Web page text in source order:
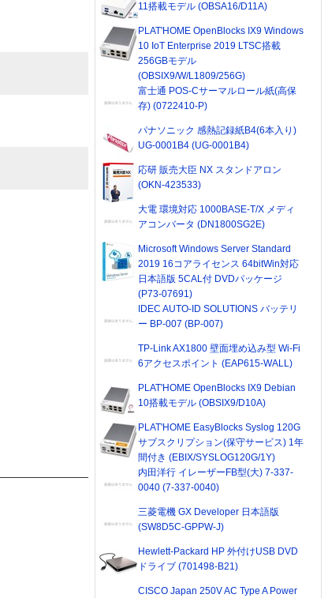
11搭載モデル (OBSA16/D11A)
PLAT'HOME OpenBlocks IX9 Windows
10 IoT Enterprise 2019 LTSC搭載
256GBモデル
(OBSIX9/W/L1809/256G)
富士通 POS-Cサーマルロール紙(高保
存) (0722410-P)
パナソニック 感熱記録紙B4(6本入り)
UG-0001B4 (UG-0001B4)
応研 販売大臣 NX スタンドアロン
(OKN-423533)
大電 環境対応 1000BASE-T/X メディ
アコンバータ (DN1800SG2E)
Microsoft Windows Server Standard
2019 16コアライセンス 64bitWin対応
日本語版 5CAL付 DVDパッケージ
(P73-07691)
IDEC AUTO-ID SOLUTIONS バッテリ
ー BP-007 (BP-007)
TP-Link AX1800 壁面埋め込み型 Wi-Fi
6アクセスポイント (EAP615-WALL)
PLAT'HOME OpenBlocks IX9 Debian
10搭載モデル (OBSIX9/D10A)
PLAT'HOME EasyBlocks Syslog 120G
サブスクリプション(保守サービス) 1年
間付き (EBIX/SYSLOG120G/1Y)
内田洋行 イレーザーFB型(大) 7-337-
0040 (7-337-0040)
三菱電機 GX Developer 日本語版
(SW8D5C-GPPW-J)
Hewlett-Packard HP 外付けUSB DVD
ドライブ (701498-B21)
CISCO Japan 250V AC Type A Power